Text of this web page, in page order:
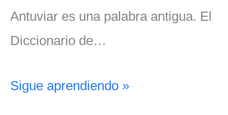
Antuviar es una palabra antigua. El
Diccionario de…
Sigue aprendiendo »